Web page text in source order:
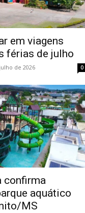
em viagens
férias de julho
de 2026 0
confirma
aquático
MS